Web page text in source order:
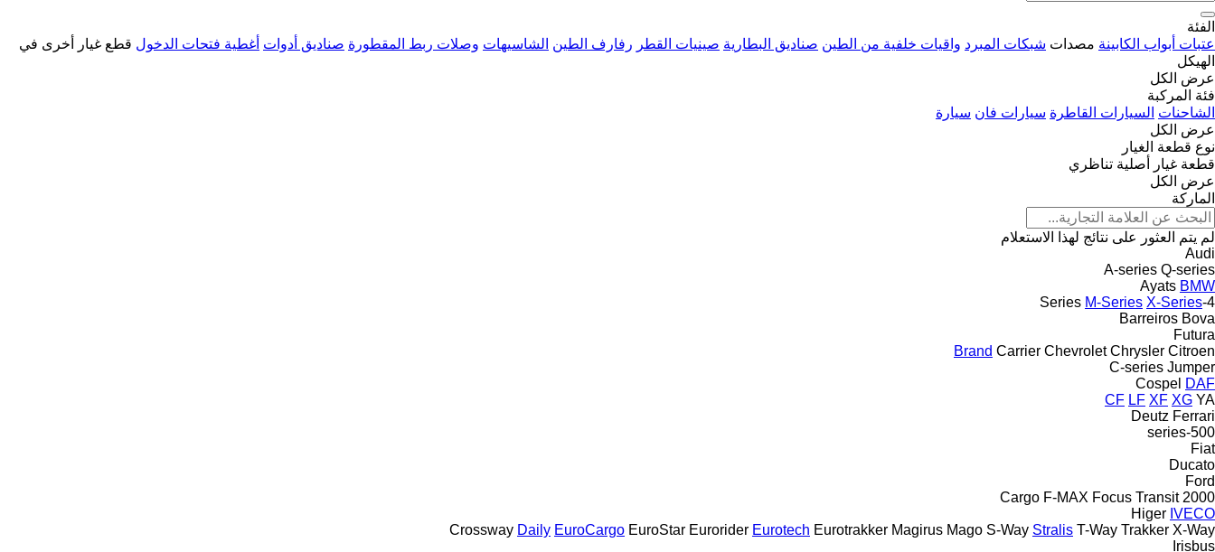
الفئة
عتبات أبواب الكابينة مصدات شبكات المبرد واقيات خلفية من الطين صناديق البطارية صينيات القطر رفارف الطين الشاسيهات وصلات ربط المقطورة صناديق أدوات أغطية فتحات الدخول قطع غيار أخرى في
الهيكل
عرض الكل
فئة المركبة
الشاحنات السيارات القاطرة سيارات فان سيارة
عرض الكل
نوع قطعة الغيار
قطعة غيار أصلية تناظري
عرض الكل
الماركة
لم يتم العثور على نتائج لهذا الاستعلام
Audi
A-series Q-series
Ayats BMW
4-Series
M-Series X-Series
Barreiros Bova
Futura
Brand Carrier Chevrolet Chrysler Citroen
C-series Jumper
Cospel DAF
CF LF XF XG YA
Deutz Ferrari
500-series
Fiat
Ducato
Ford
2000
Cargo F-MAX Focus Transit
Higer IVECO
Crossway Daily EuroCargo EuroStar Eurorider Eurotech Eurotrakker Magirus Mago S-Way Stralis T-Way Trakker X-Way
Irisbus